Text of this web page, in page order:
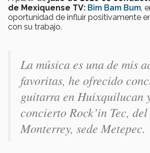
de Mexiquense TV: Bim Bam Bum,
oportunidad de influir positivamente
con su trabajo.
La música es una de mis
favoritas, he ofrecido
guitarra en Huixquilucan
concierto Rock’in Tec, del
Monterrey, sede Metepec.